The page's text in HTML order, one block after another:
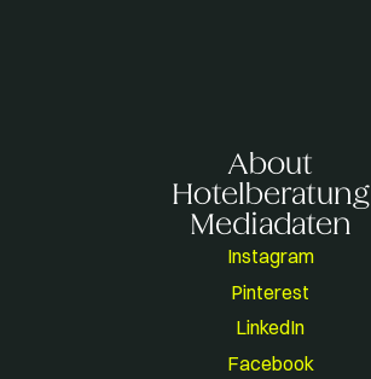
About
Hotelberatung
Mediadaten
Instagram
Pinterest
LinkedIn
Facebook